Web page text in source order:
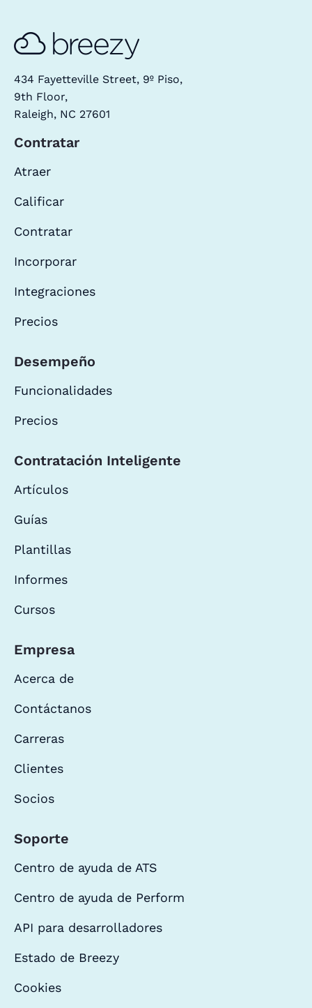
434 Fayetteville Street, 9º Piso,
9th Floor,
Raleigh, NC 27601
Contratar
Atraer
Calificar
Contratar
Incorporar
Integraciones
Precios
Desempeño
Funcionalidades
Precios
Contratación Inteligente
Artículos
Guías
Plantillas
Informes
Cursos
Empresa
Acerca de
Contáctanos
Carreras
Clientes
Socios
Soporte
Centro de ayuda de ATS
Centro de ayuda de Perform
API para desarrolladores
Estado de Breezy
Cookies